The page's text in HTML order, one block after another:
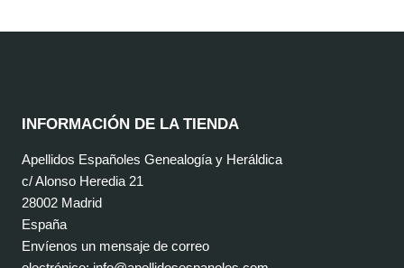
INFORMACIÓN DE LA TIENDA
Apellidos Españoles Genealogía y Heráldica
c/ Alonso Heredia 21
28002 Madrid
España
Envíenos un mensaje de correo